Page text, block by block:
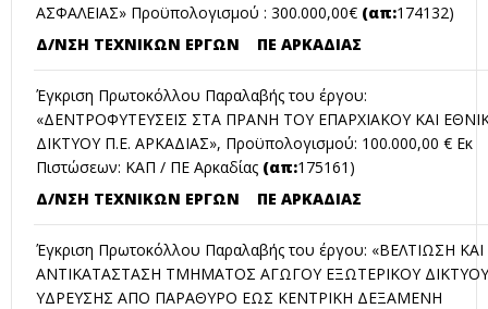
ΑΣΦΑΛΕΙΑΣ» Προϋπολογισμού : 300.000,00€ (απ:174132)
Δ/ΝΣΗ ΤΕΧΝΙΚΩΝ ΕΡΓΩΝ ΠΕ ΑΡΚΑΔΙΑΣ
Έγκριση Πρωτοκόλλου Παραλαβής του έργου:
«ΔΕΝΤΡΟΦΥΤΕΥΣΕΙΣ ΣΤΑ ΠΡΑΝΗ ΤΟΥ ΕΠΑΡΧΙΑΚΟΥ ΚΑΙ
ΔΙΚΤΥΟΥ Π.Ε. ΑΡΚΑΔΙΑΣ», Προϋπολογισμού: 100.000,00 € Εκ
Πιστώσεων: ΚΑΠ / ΠΕ Αρκαδίας (απ:175161)
Δ/ΝΣΗ ΤΕΧΝΙΚΩΝ ΕΡΓΩΝ ΠΕ ΑΡΚΑΔΙΑΣ
Έγκριση Πρωτοκόλλου Παραλαβής του έργου: «ΒΕΛΤΙΩΣΗ ΚΑΙ
ΑΝΤΙΚΑΤΑΣΤΑΣΗ ΤΜΗΜΑΤΟΣ ΑΓΩΓΟΥ ΕΞΩΤΕΡΙΚΟΥ ΔΙΚΤΥΟΥ
ΥΔΡΕΥΣΗΣ ΑΠO ΠΑΡΑΘΥΡΟ ΕΩΣ ΚΕΝΤΡΙΚΗ ΔΕΞΑΜΕΝΗ